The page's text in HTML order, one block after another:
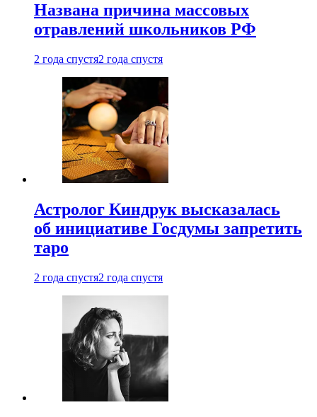
Названа причина массовых
отравлений школьников РФ
2 года спустя2 года спустя
Астролог Киндрук высказалась
об инициативе Госдумы запретить
таро
2 года спустя2 года спустя